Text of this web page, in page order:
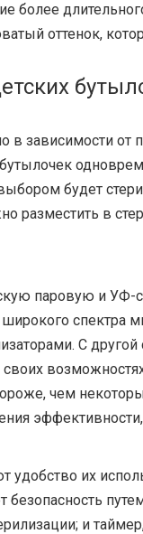
более
оттенок,
в зависимости от
будет
разместить в
паровую и
спектра
С
чем
их
и